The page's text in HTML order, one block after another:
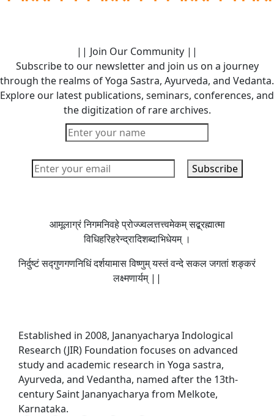
|| Join Our Community ||
Subscribe to our newsletter and join us on a journey
through the realms of Yoga Sastra, Ayurveda, and Vedanta.
Explore our latest publications, seminars, conferences, and
the digitization of rare archives.
आमूलाग्रं निगमनिवहे प्रोज्ज्वलत्तत्त्वमेकम् सद्ब्रह्मात्मा
विधिहरिहरेन्द्रादिशब्दाभिधेयम् ।
निर्दुष्टं सद्गुणगणनिधिं दर्शयामास विष्णुम् यस्तं वन्दे सकल जगतां शङ्करं
लक्ष्मणार्यम् ||
Established in 2008, Jananyacharya Indological
Research (JIR) Foundation focuses on advanced
study and academic research in Yoga sastra,
Ayurveda, and Vedantha, named after the 13th-
century Saint Jananyacharya from Melkote,
Karnataka.